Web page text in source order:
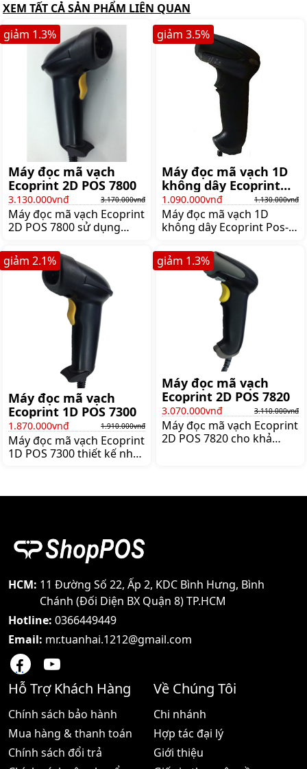
XEM TẤT CẢ SẢN PHẨM LIÊN QUAN
Máy đọc mã vạch
Ecoprint 2D POS 7800
3.130.000vnđ 3.170.000vnđ
Máy đọc mã vạch Ecoprint
2D POS 7800 sử dụng
có thể đọc được các mã
vạch 2D phổ biến nhất
hiện nay như QR Code,
matrix, Giá:3.170.000 đ
giảm 1.3%
Máy đọc mã vạch 1D
không dây Ecoprint
Pos-7620
1.090.000vnđ 1.130.000vnđ
Máy đọc mã vạch 1D
không dây Ecoprint Pos-
dữ liệu xa 150m - 300m,
tốc độ quét mã vạch 1D là
120 scan/giây,
Giá:1.130.000 đ
giảm 3.5%
Máy đọc mã vạch
Ecoprint 1D POS 7300
1.870.000vnđ 1.910.000vnđ
Máy đọc mã vạch Ecoprint
1D POS 7300 thiết kế nhỏ
việc thanh toán tiền hàng
giảm 2.1%
Máy đọc mã vạch
Ecoprint 2D POS 7820
3.070.000vnđ 3.110.000vnđ
Máy đọc mã vạch Ecoprint
2D POS 7820 cho khả
giảm 1.3%
HCM: 11 Đường Số 22, Ấp 2, KDC Bình Hưng, Bình
Chánh (Đối Diện BX Quận 8) TP.HCM
Hotline: 0366449449
Email: mr.tuanhai.1212@gmail.com
Hỗ Trợ Khách Hàng
Chính sách bảo hành
Mua hàng & thanh toán
Chính sách đổi trả
Về Chúng Tôi
Chi nhánh
Hợp tác đại lý
Giới thiệu